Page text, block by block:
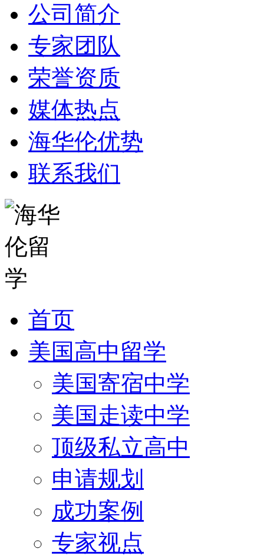
公司简介
专家团队
荣誉资质
媒体热点
海华伦优势
联系我们
首页
美国高中留学
美国寄宿中学
美国走读中学
顶级私立高中
申请规划
成功案例
专家视点